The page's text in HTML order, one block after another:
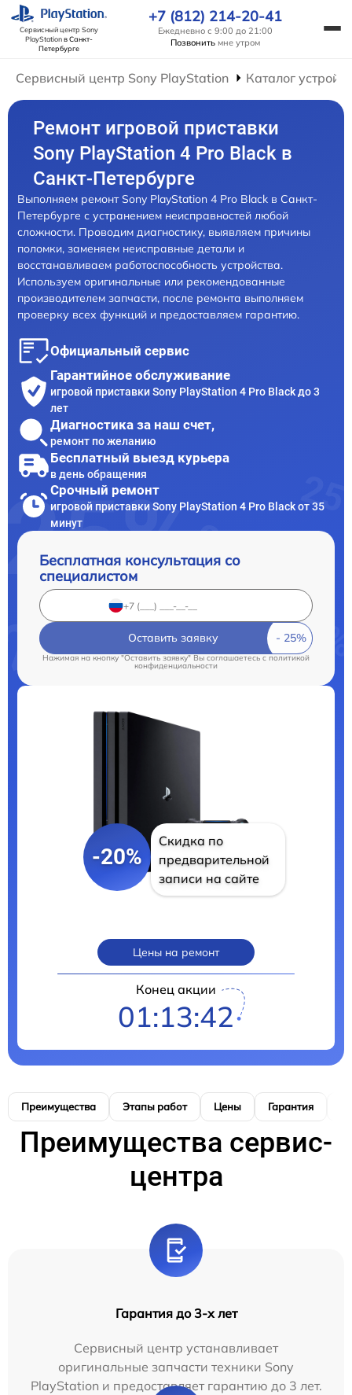
Сервисный центр Sony
PlayStationв Санкт-
Петербурге
+7 (812) 214-20-41
Ежедневно с 9:00 до 21:00
Позвонить мне утром
Сервисный центр Sony PlayStation Каталог
Ремонт игровой приставки
Sony PlayStation 4 Pro Black в
Санкт-Петербурге
Выполняем ремонт Sony PlayStation 4 Pro Black в Санкт-
Петербурге с устранением неисправностей любой
сложности. Проводим диагностику, выявляем причины
поломки, заменяем неисправные детали и
восстанавливаем работоспособность устройства.
Используем оригинальные или рекомендованные
производителем запчасти, после ремонта выполняем
проверку всех функций и предоставляем гарантию.
Официальный сервис
Гарантийное обслуживание
игровой приставки Sony PlayStation 4 Pro Black до 3
лет
Диагностика за наш счет,
ремонт по желанию
Бесплатный выезд курьера
в день обращения
Срочный ремонт
игровой приставки Sony PlayStation 4 Pro Black от 35
минут
Бесплатная консультация со
специалистом
Оставить заявку
Нажимая на кнопку "Оставить заявку" Вы соглашаетесь cполитикой
конфиденциальности
-20%
Скидка по
предварительной
записи на сайте
Цены на ремонт
Конец акции
01:13:41
Преимущества Этапы работ Цены Гарантия
Преимущества сервис-
центра
Гарантия до 3-х лет
Сервисный центр устанавливает
оригинальные запчасти техники Sony
PlayStation и предоставляет гарантию до 3 лет.